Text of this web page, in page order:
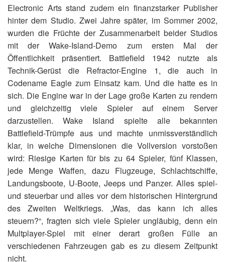
Electronic Arts stand zudem ein finanzstarker Publisher
hinter dem Studio. Zwei Jahre später, im Sommer 2002,
wurden die Früchte der Zusammenarbeit beider Studios
mit der Wake-Island-Demo zum ersten Mal der
Öffentlichkeit präsentiert. Battlefield 1942 nutzte als
Technik-Gerüst die Refractor-Engine 1, die auch in
Codename Eagle zum Einsatz kam. Und die hatte es in
sich. Die Engine war in der Lage große Karten zu rendern
und gleichzeitig viele Spieler auf einem Server
darzustellen. Wake Island spielte alle bekannten
Battlefield-Trümpfe aus und machte unmissverständlich
klar, in welche Dimensionen die Vollversion vorstoßen
wird: Riesige Karten für bis zu 64 Spieler, fünf Klassen,
jede Menge Waffen, dazu Flugzeuge, Schlachtschiffe,
Landungsboote, U-Boote, Jeeps und Panzer. Alles spiel-
und steuerbar und alles vor dem historischen Hintergrund
des Zweiten Weltkriegs. „Was, das kann ich alles
steuern?“, fragten sich viele Spieler ungläubig, denn ein
Multplayer-Spiel mit einer derart großen Fülle an
verschiedenen Fahrzeugen gab es zu diesem Zeitpunkt
nicht.